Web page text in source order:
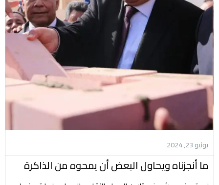
يونيو 23, 2024
ما أنجزناه ويحاول البعض أن يمحوه من الذاكرة